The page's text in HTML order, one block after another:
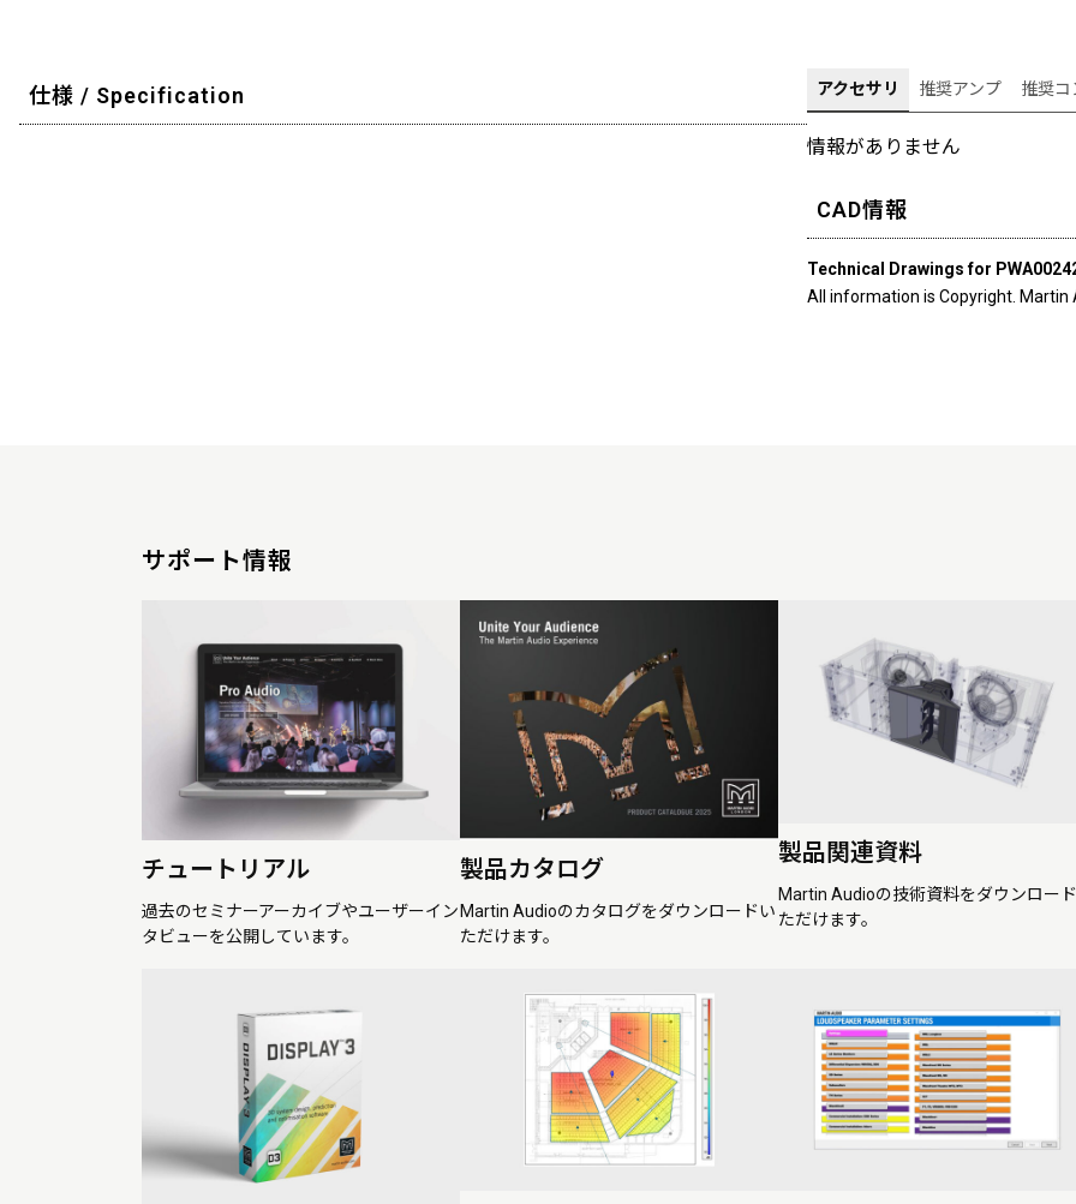
仕様 / Specification アクセサリ 推奨アンプ 推奨コ
情報がありません
CAD情報
Technical Drawings for
All information is Copyright. Martin
サポート情報
チュートリアル
過去のセミナーアーカイブやユーザーイン
タビューを公開しています。
製品カタログ
Martin Audioのカタログをダウンロードい
ただけます。
製品関連資料
Martin Audioの技術資料をダウンロー
ただけます。